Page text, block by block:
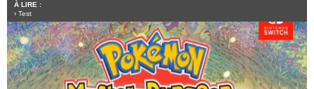
À LIRE :
› Test